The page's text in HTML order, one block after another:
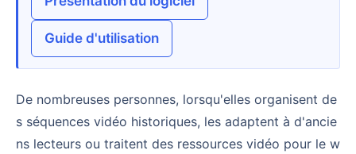
Guide d'utilisation
De nombreuses personnes, lorsqu'elles organisent de
s séquences vidéo historiques, les adaptent à d'ancie
ns lecteurs ou traitent des ressources vidéo pour le w